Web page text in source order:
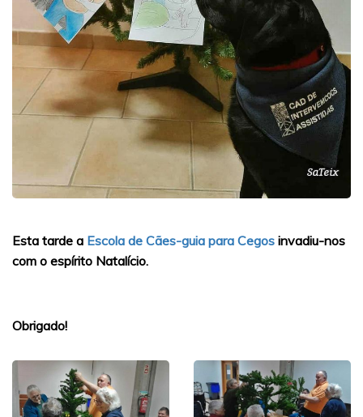
Esta tarde a Escola de Cães-guia para Cegos invadiu-nos
com o espírito Natalício.
Obrigado!